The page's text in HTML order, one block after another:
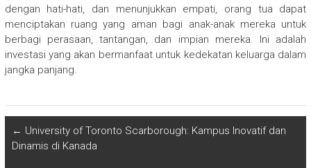
dengan hati-hati, dan menunjukkan empati, orang tua dapat
menciptakan ruang yang aman bagi anak-anak mereka untuk
berbagi perasaan, tantangan, dan impian mereka. Ini adalah
investasi yang akan bermanfaat untuk kedekatan keluarga dalam
jangka panjang.
← University of Toronto Scarborough: Kampus Inovatif dan
Dinamis di Kanada